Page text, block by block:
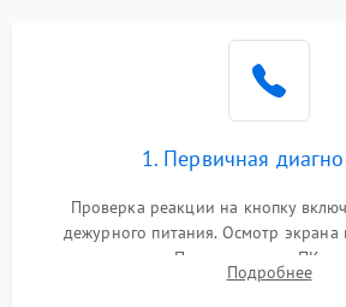
1. Первичная
Проверка реакции на кнопку
дежурного питания. Осмотр экрана
повреждения. Подключение к ПК
изображения, работы подсветки и
Подробнее